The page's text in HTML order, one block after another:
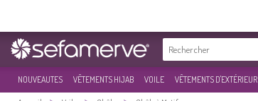
NOUVEAUTES VÊTEMENTS HIJAB VOILE VÊTEMENTS D'EXTÉRIEUR